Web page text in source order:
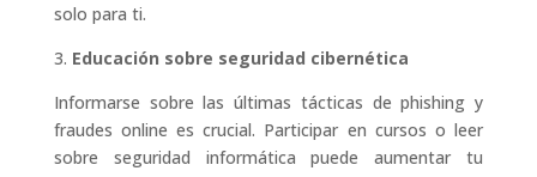
solo para ti.
3. Educación sobre seguridad cibernética
Informarse sobre las últimas tácticas de phishing y
fraudes online es crucial. Participar en cursos o leer
sobre seguridad informática puede aumentar tu